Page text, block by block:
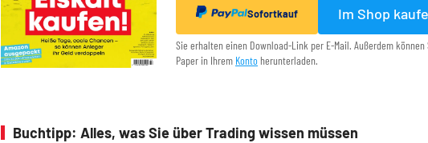
Sofortkauf Im Shop
Sie erhalten einen Download-Link per E-Mail. Außerdem
Paper in Ihrem Konto herunterladen.
Buchtipp: Alles, was Sie über Trading wissen müssen